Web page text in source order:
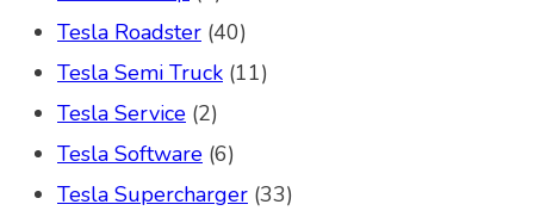
Tesla Roadster (40)
Tesla Semi Truck (11)
Tesla Service (2)
Tesla Software (6)
Tesla Supercharger (33)